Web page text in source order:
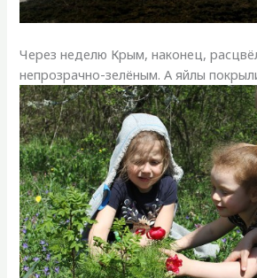
Через неделю Крым, наконец,
непрозрачно-зелёным. А яйлы